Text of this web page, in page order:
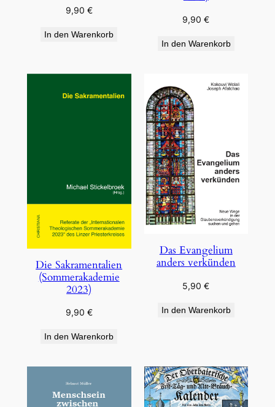
9,90 €
In den Warenkorb
9,90€
In den Warenkorb
Die Sakramentalien
(Sommerakademie
2023)
9,90 €
In den Warenkorb
Das Evangelium
anders verkünden
5,90€
In den Warenkorb